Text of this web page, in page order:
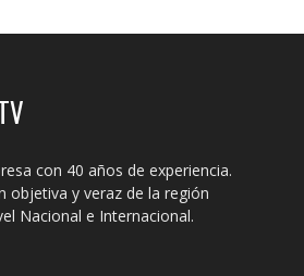
con 40 años de experiencia.
objetiva y veraz de la región
Nacional e Internacional.